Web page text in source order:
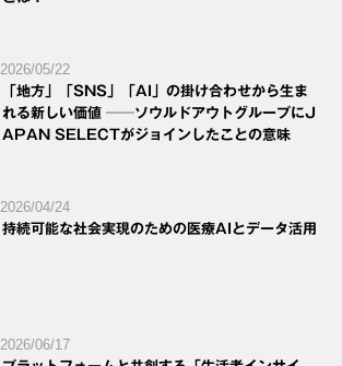
2026/05/22
「地方」「SNS」「AI」の掛け合わせから生ま
れる新しい価値 ──ソウルドアウトグループにJ
APAN SELECTがジョインしたことの意味
2026/04/24
持続可能な社会実現のための医療AIとデータ活用
2026/06/17